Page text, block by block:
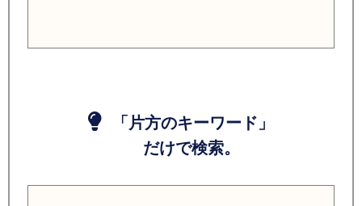
「片方のキーワード」
だけで検索。